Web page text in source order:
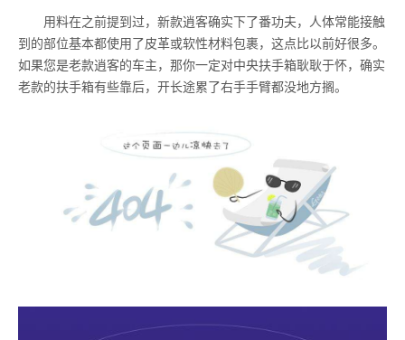
用料在之前提到过，新款逍客确实下了番功夫，人体常能接触
到的部位基本都使用了皮革或软性材料包裹，这点比以前好很多。
如果您是老款逍客的车主，那你一定对中央扶手箱耿耿于怀，确实
老款的扶手箱有些靠后，开长途累了右手手臂都没地方搁。